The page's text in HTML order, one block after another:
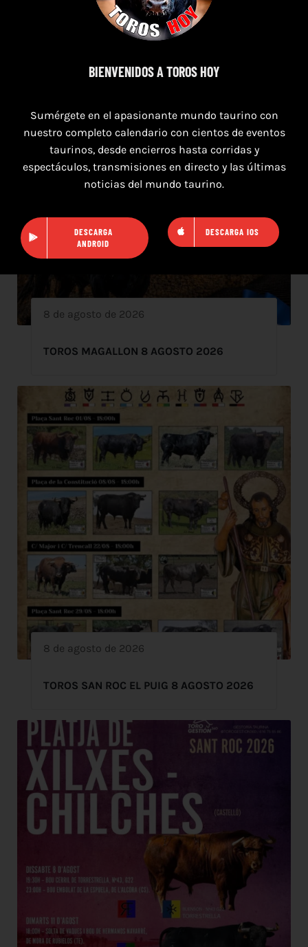
CASTELLÓN DEL 8 AL 10 DE AGOSTO 2026
8 de agosto de 2026
TOROS MAGALLON 8 AGOSTO 2026
8 de agosto de 2026
TOROS SAN ROC EL PUIG 8 AGOSTO 2026
BIENVENIDOS A TOROS HOY
Sumérgete en el apasionante mundo taurino con
nuestro completo calendario con cientos de eventos
taurinos, desde encierros hasta corridas y
espectáculos, transmisiones en directo y las últimas
noticias del mundo taurino.
DESCARGA
ANDROID
DESCARGA IOS